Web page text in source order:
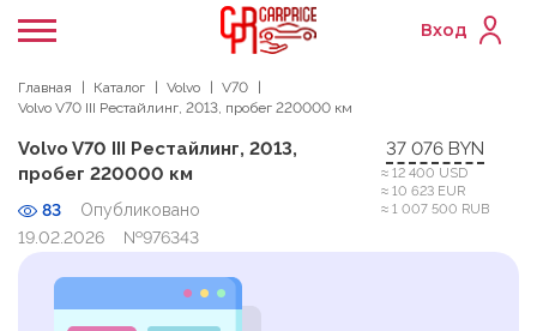
Вход
Главная Каталог Volvo
V70
Volvo V70 III Рестайлинг, 2013, пробег 220000 км
Volvo V70 III Рестайлинг, 2013,
пробег 220000 км
83
Опубликовано
19.02.2026
№976343
37 076 BYN
≈ 12 400 USD
≈ 10 623 EUR
≈ 1 007 500 RUB